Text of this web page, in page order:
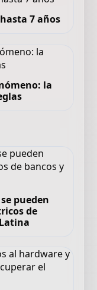
7 años
la
pueden
de